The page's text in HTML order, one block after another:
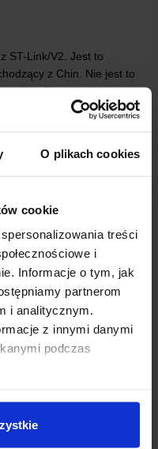
O plikach cookies
cookie
treści
i
Informacje o tym, jak
partnerom
i analitycznym.
z innymi danymi
podczas
ST-Link/V2. Jest to
z Chin. Nie jest to
Czytaj dalej